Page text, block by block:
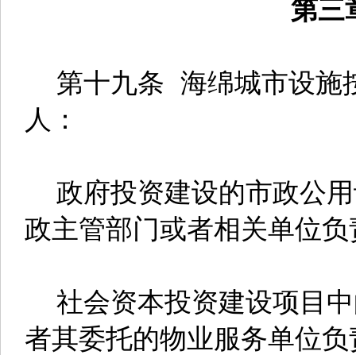
第三
第十九条 海绵城市设施
人：
政府投资建设的市政公
政主管部门或者相关单位
社会资本投资建设项目
者其委托的物业服务单位